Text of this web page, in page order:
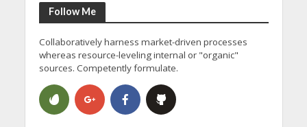
Follow Me
Collaboratively harness market-driven processes
whereas resource-leveling internal or "organic"
sources. Competently formulate.